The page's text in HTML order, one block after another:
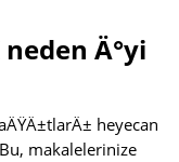
Ä°yi
heyecan
makalelerinize